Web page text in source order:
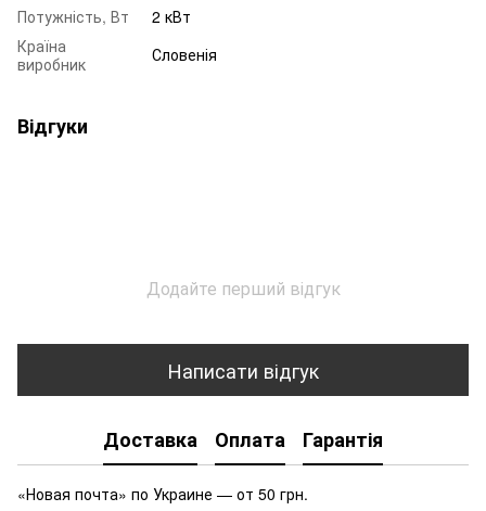
Потужність, Вт
2 кВт
Країна
виробник
Словенія
Відгуки
Додайте перший відгук
Написати відгук
Доставка Оплата Гарантія
«Новая почта» по Украине — от 50 грн.